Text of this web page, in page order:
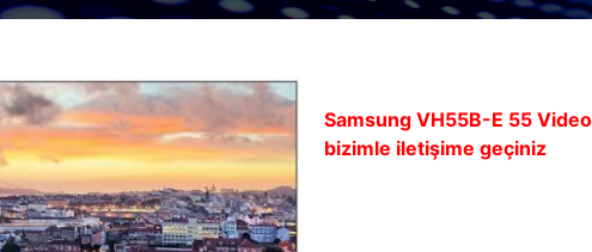
Samsung VH55B-E 55
bizimle iletişime geçiniz